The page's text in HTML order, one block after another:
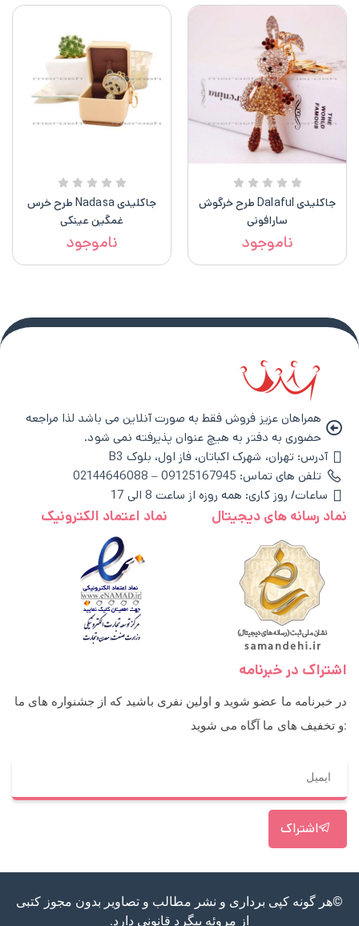
جاکلیدی Dalaful طرح خرگوش
سارافونی
ناموجود
جاکلیدی Nadasa طرح خرس
غمگین عینکی
ناموجود
همراهان عزیز فروش فقط به صورت آنلاین می باشد لذا مراجعه
حضوری به دفتر به هیچ عنوان پذیرفته نمی شود.
آدرس: تهران، شهرک اکباتان، فاز اول، بلوک B3
تلفن های تماس: 09125167945 – 02144646088
ساعات/ روز کاری: همه روزه از ساعت 8 الی 17
نماد رسانه های دیجیتال نماد اعتماد الکترونیک
اشتراک در خبرنامه
در خبرنامه ما عضو شوید و اولین نفری باشید که از جشنواره های ما
و تخفیف های ما آگاه می شوید:
اشتراک
©هر گونه کپی برداری و نشر مطالب و تصاویر بدون مجوز کتبی
از مروئه پیگرد قانونی دارد.